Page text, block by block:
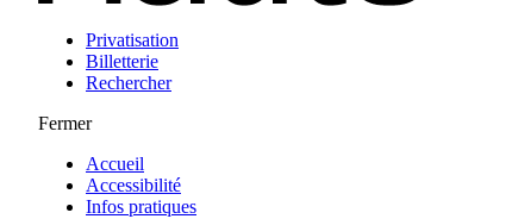
Privatisation
Billetterie
Rechercher
Fermer
Accueil
Accessibilité
Infos pratiques